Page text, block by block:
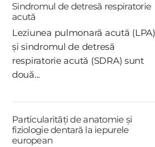
Sindromul de detresă respiratorie
acută
Leziunea pulmonară acută (LPA)
și sindromul de detresă
respiratorie acută (SDRA) sunt
două...
Particularități de anatomie și
fiziologie dentară la iepurele
european